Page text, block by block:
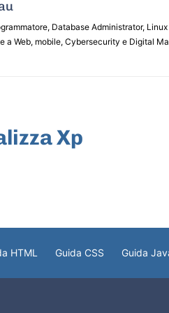
Database Administrator,
a Web, mobile, Cybersecurity e Digital
Xp
HTML Guida CSS Guida